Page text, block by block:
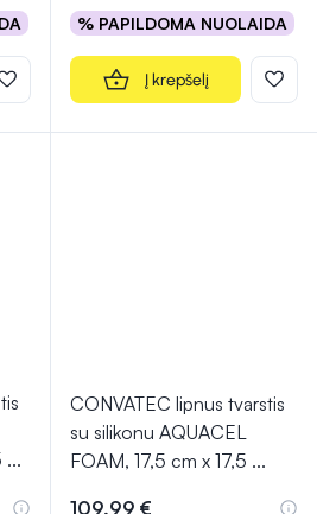
% PAPILDOMA NUOLAIDA
Į krepšelį
...
CONVATEC lipnus tvarstis
su silikonu AQUACEL
FOAM, 17,5 cm x 17,5 ...
109,99 €